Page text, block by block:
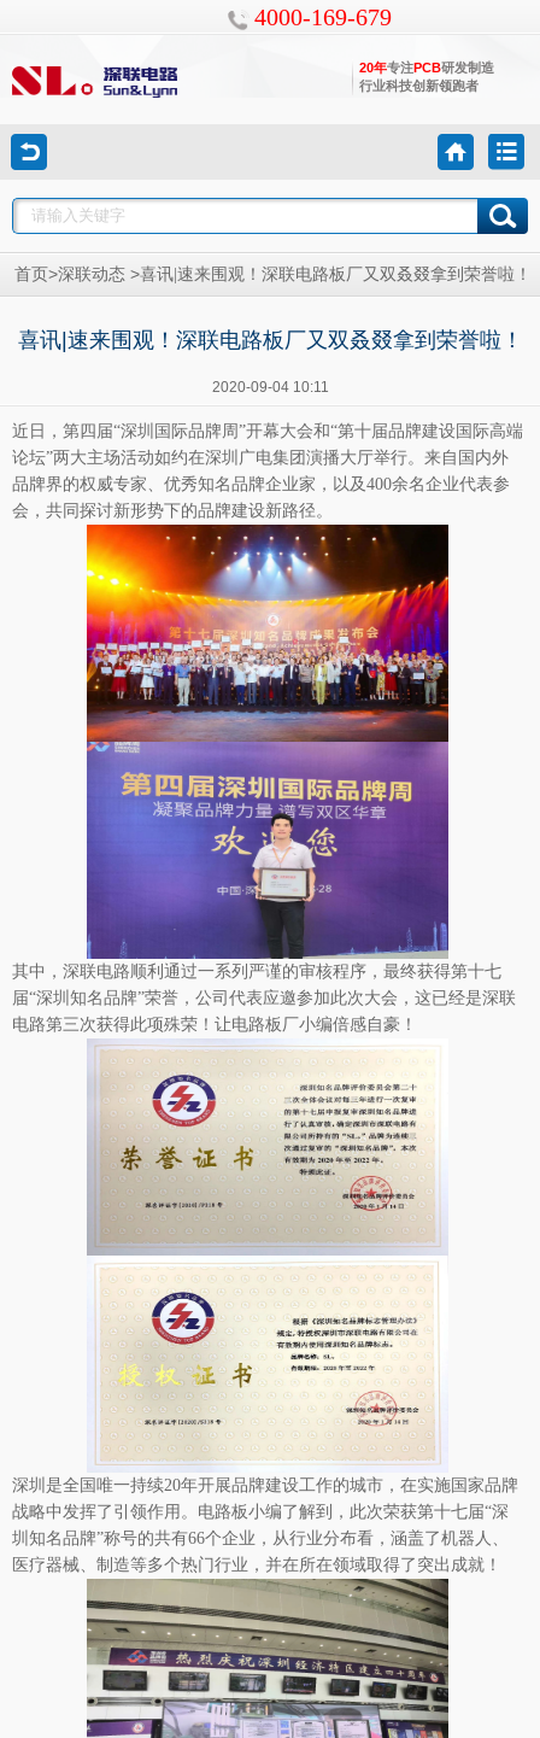
4000-169-679
20年专注PCB研发制造
行业科技创新领跑者
首页 >深联动态 >喜讯|速来围观！深联电路板厂又双叒叕拿到荣誉啦！
喜讯|速来围观！深联电路板厂又双叒叕拿到荣誉啦！
2020-09-04 10:11
近日，第四届“深圳国际品牌周”开幕大会和“第十届品牌建设国际高端
论坛”两大主场活动如约在深圳广电集团演播大厅举行。来自国内外
品牌界的权威专家、优秀知名品牌企业家，以及400余名企业代表参
会，共同探讨新形势下的品牌建设新路径。
其中， 深联电路顺利通过一系列严谨的审核程序，最终获得第十七
届“深圳知名品牌”荣誉，公司代表应邀参加此次大会，这已经是深联
电路第三次获得此项殊荣！让电路板厂小编倍感自豪！
深圳是全国唯一持续20年开展品牌建设工作的城市，在实施国家品牌
战略中发挥了引领作用。 电路板小编了解到，此次荣获第十七届“深
圳知名品牌”称号的共有66个企业，从行业分布看，涵盖了机器人、
医疗器械、制造等多个热门行业，并在所在领域取得了突出成就！